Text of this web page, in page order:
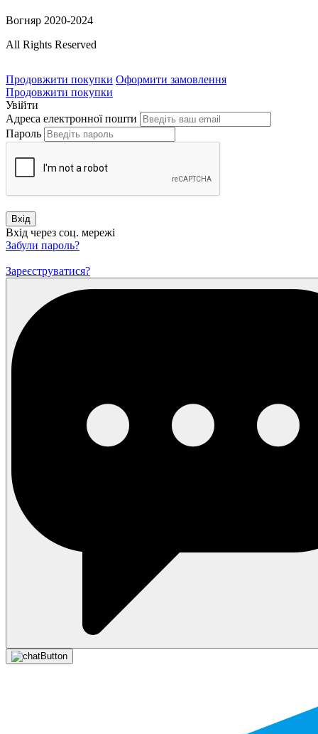
Вогняр 2020-2024
All Rights Reserved
Продовжити покупки Оформити замовлення
Продовжити покупки
Увійти
Адреса електронної пошти
Пароль
Вхід
Вхід через соц. мережі
Забули пароль?
Зареєструватися?